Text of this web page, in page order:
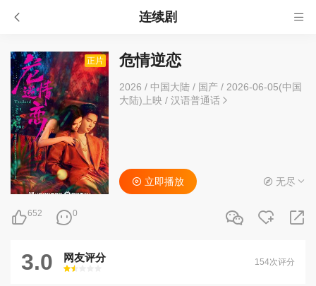
连续剧
正片 危情逆恋
2026 / 中国大陆 / 国产/ 2026-06-05(中国
大陆)上映 / 汉语普通话
652 0
立即播放 无尽
3.0 网友评分
很差
较差还行推荐力荐
154次评分